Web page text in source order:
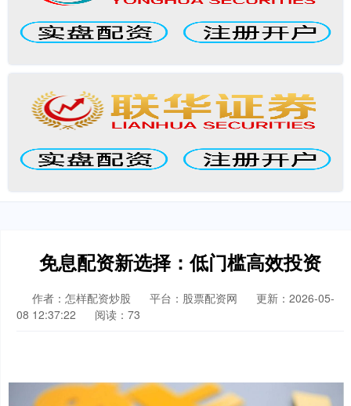
免息配资新选择：低门槛高效投资
作者：怎样配资炒股 平台：股票配资网
更新：2026-05-
08 12:37:22
阅读：73